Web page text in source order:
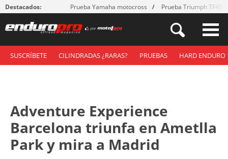
Destacados: Prueba Yamaha motocross Prueba Triumph
SUSCRÍBETE CILINDRADAS ¿RARAS? PRUEBAS HARD ENDURO
Adventure Experience
Barcelona triunfa en Ametlla
Park y mira a Madrid